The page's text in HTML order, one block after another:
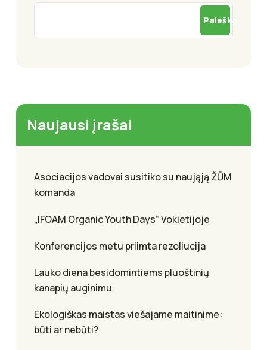
Paieška
Naujausi įrašai
Asociacijos vadovai susitiko su naująją ŽŪM
komanda
„IFOAM Organic Youth Days“ Vokietijoje
Konferencijos metu priimta rezoliucija
Lauko diena besidomintiems pluoštinių
kanapių auginimu
Ekologiškas maistas viešajame maitinime:
būti ar nebūti?